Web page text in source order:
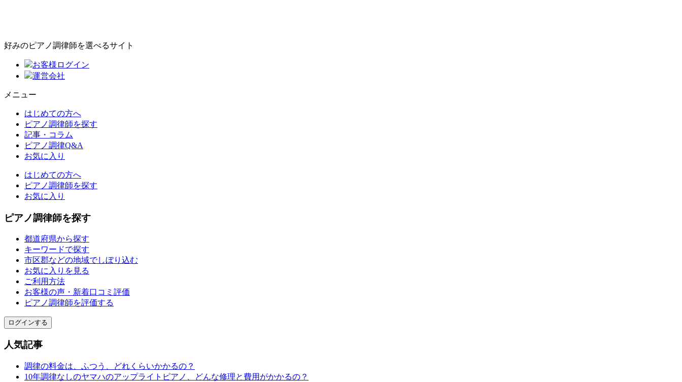
好みのピアノ調律師を選べるサイト
お客様ログイン
運営会社
メニュー
はじめての方へ
ピアノ調律師を探す
記事・コラム
ピアノ調律Q&A
お気に入り
はじめての方へ
ピアノ調律師を探す
お気に入り
ピアノ調律師を探す
都道府県から探す
キーワードで探す
市区郡などの地域でしぼり込む
お気に入りを見る
ご利用方法
お客様の声・新着口コミ評価
ピアノ調律師を評価する
ログインする
人気記事
調律の料金は、ふつう、どれくらいかかるの？
10年調律なしのヤマハのアップライトピアノ、どんな修理と費用がかかるの？